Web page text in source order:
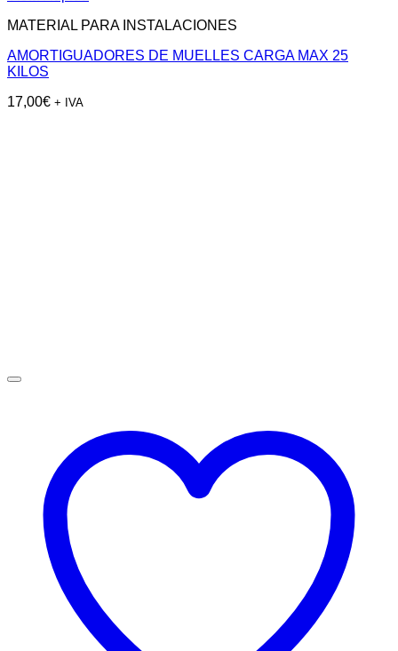
MATERIAL PARA INSTALACIONES
AMORTIGUADORES DE MUELLES CARGA MAX 25
KILOS
17,00€ + IVA